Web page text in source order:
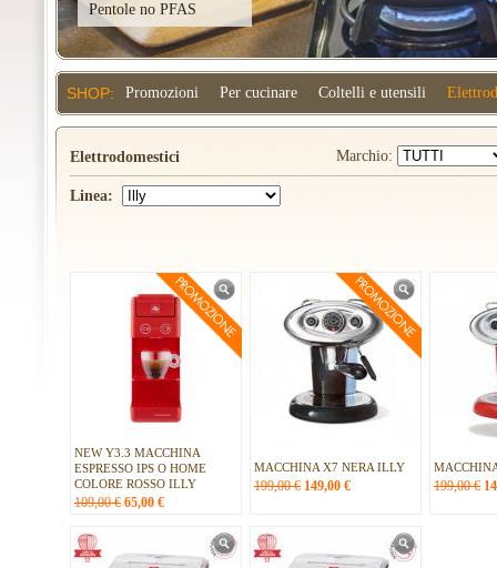
Kitchenaid
SHOP: Promozioni Per cucinare Coltelli e utensili
Elettrodomestici Marchio:
Linea:
NEW Y3.3 MACCHINA
ESPRESSO IPS O HOME
COLORE ROSSO ILLY
109,00 € 65,00 €
MACCHINA X7 NERA ILLY
199,00 € 149,00 € 199,00 €